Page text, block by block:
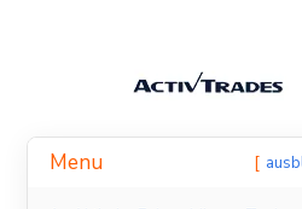
Menu